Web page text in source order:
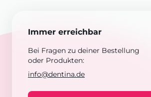
Immer erreichbar
Bei Fragen zu deiner Bestellung
oder Produkten:
info@dentina.de